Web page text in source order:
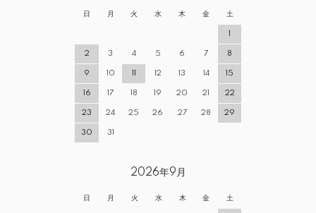
日 月 火 水 木 金 土
1
2 3 4 5 6 7 8
9 10 11 12 13 14 15
16 17 18 19 20 21 22
23 24 25 26 27 28 29
30 31
2026年9月
日 月 火 水 木 金 土